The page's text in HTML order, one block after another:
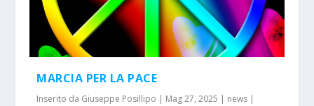
MARCIA PER LA PACE
Inserito da Giuseppe Posillipo | Mag 27, 2025 | news |